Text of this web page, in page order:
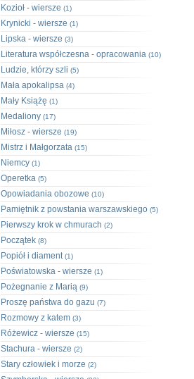
Kozioł - wiersze (1)
Krynicki - wiersze (1)
Lipska - wiersze (3)
Literatura współczesna - opracowania (10)
Ludzie, którzy szli (5)
Mała apokalipsa (4)
Mały Książę (1)
Medaliony (17)
Miłosz - wiersze (19)
Mistrz i Małgorzata (15)
Niemcy (1)
Operetka (5)
Opowiadania obozowe (10)
Pamiętnik z powstania warszawskiego (5)
Pierwszy krok w chmurach (2)
Początek (8)
Popiół i diament(1)
Poświatowska - wiersze (1)
Pożegnanie z Marią (9)
Proszę państwa do gazu (7)
Rozmowy z katem (3)
Różewicz - wiersze (15)
Stachura - wiersze (2)
Stary człowiek i morze (2)